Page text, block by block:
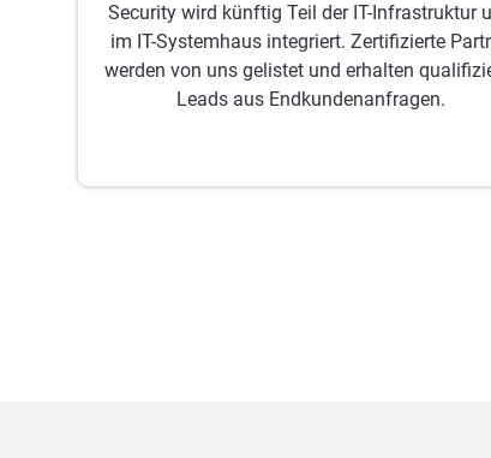
Security wird künftig Teil der IT-Infrastruktur
im IT-Systemhaus integriert. Zertifizierte
werden von uns gelistet und erhalten
Leads aus Endkundenanfragen.